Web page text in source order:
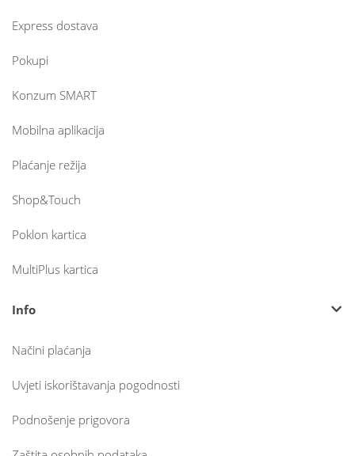
Express dostava
Pokupi
Konzum SMART
Mobilna aplikacija
Plaćanje režija
Shop&Touch
Poklon kartica
MultiPlus kartica
Info
Načini plaćanja
Uvjeti iskorištavanja pogodnosti
Podnošenje prigovora